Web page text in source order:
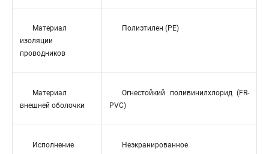
Материал
изоляции
проводников
Полиэтилен (PE)
Материал
внешней оболочки
Огнестойкий поливинилхлорид (FR-
PVC)
Исполнение Неэкранированное